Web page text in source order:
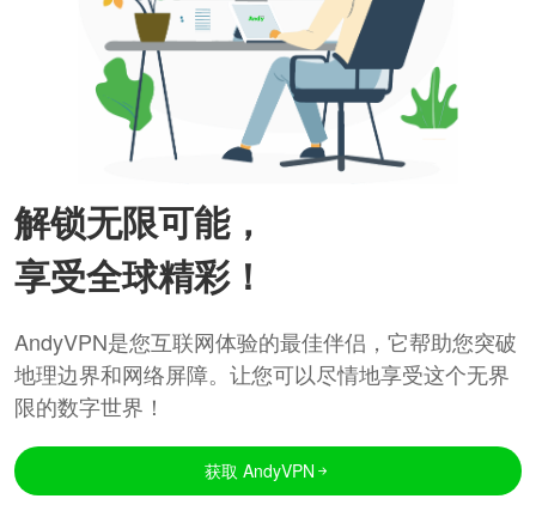
解锁无限可能，
享受全球精彩！
AndyVPN是您互联网体验的最佳伴侣，它帮助您突破
地理边界和网络屏障。让您可以尽情地享受这个无界
限的数字世界！
获取 AndyVPN